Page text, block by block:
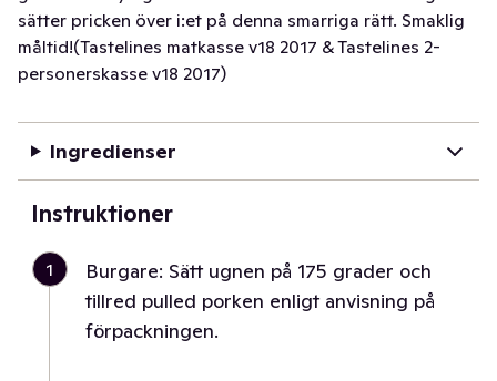
sätter pricken över i:et på denna smarriga rätt. Smaklig
måltid!(Tastelines matkasse v18 2017 & Tastelines 2-
personerskasse v18 2017)
Ingredienser
Instruktioner
1
Burgare: Sätt ugnen på 175 grader och
tillred pulled porken enligt anvisning på
förpackningen.